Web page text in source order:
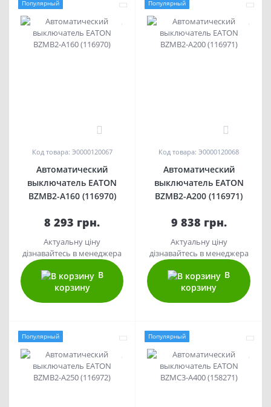
Популярный
Код товара: Э0000120067
Автоматический
выключатель EATON
BZMB2-A160 (116970)
8 293 грн.
Актуальну ціну
дізнавайтесь в менеджера
В
корзину
Популярный
Код товара: Э0000120068
Автоматический
выключатель EATON
BZMB2-A200 (116971)
9 838 грн.
Актуальну ціну
дізнавайтесь в менеджера
В
корзину
Популярный Популярный